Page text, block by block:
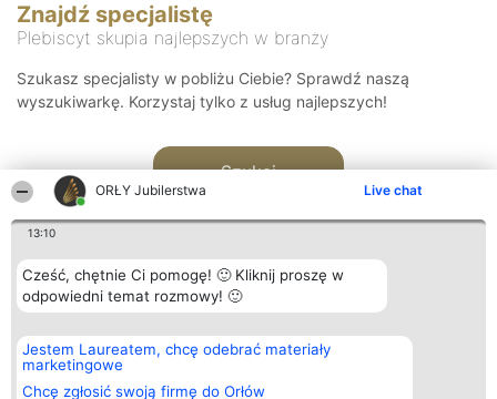
ORŁY Jubilerstwa Live chat
13:10
Cześć, chętnie Ci pomogę! 🙂 Kliknij proszę w
odpowiedni temat rozmowy! 🙂
Jestem Laureatem, chcę odebrać materiały
marketingowe
Chcę zgłosić swoją firmę do Orłów
Znajdź specjalistę
Plebiscyt skupia najlepszych w branży
Szukasz specjalisty w pobliżu Ciebie? Sprawdź naszą
wyszukiwarkę. Korzystaj tylko z usług najlepszych!
Szukaj
Organizator plebiscytu
Bright Side Solutions sp. z o.
o. sp. k.
ul. Ruska 22
Plebiscyt
Laureaci
wszystkich
Kontakt
Kontakt